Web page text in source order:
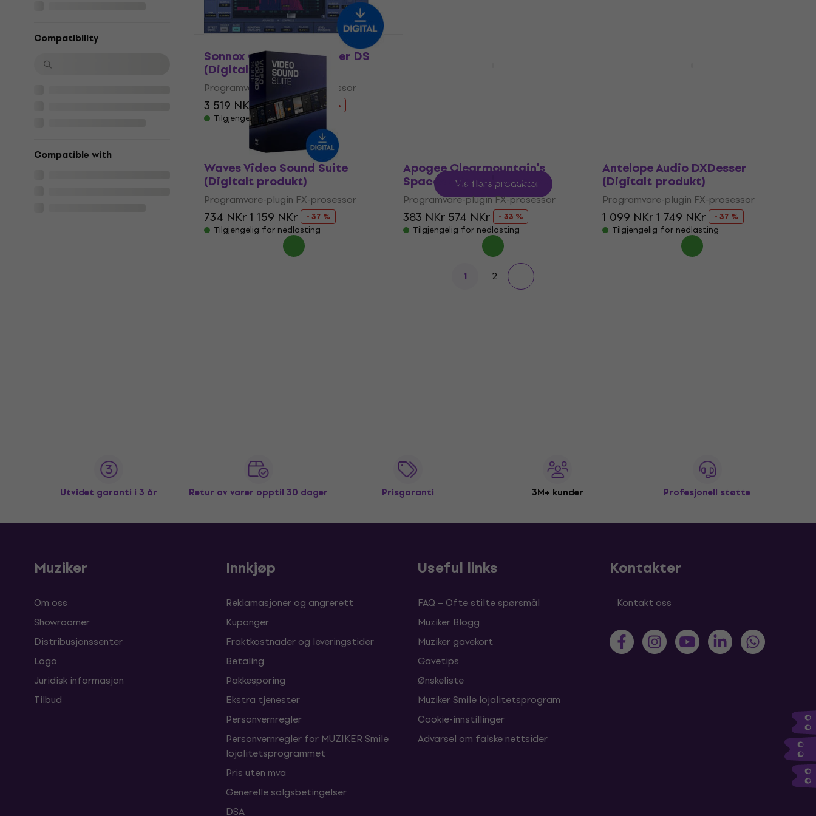
Compatibility
Compatible with
Tilgjengelig for nedlasting
Sonnox Oxford SuprEsser DS
(Digitalt produkt)
Programvare-plugin FX-prosessor
3 519 NKr4 359 NKr
- 19 %
Tilgjengelig for nedlasting
Waves Video Sound Suite
(Digitalt produkt)
Programvare-plugin FX-prosessor
734 NKr1 159 NKr
- 37 %
Tilgjengelig for nedlasting
Apogee Clearmountain's
Spaces (Digitalt produkt)
Programvare-plugin FX-prosessor
383 NKr574 NKr
- 33 %
Tilgjengelig for nedlasting
Antelope Audio DXDesser
(Digitalt produkt)
Programvare-plugin FX-prosessor
1 099 NKr1 749 NKr
- 37 %
Tilgjengelig for nedlasting
Vis flere produkter
1 2
Utvidet garanti i 3 år Retur av varer opptil 30 dager Prisgaranti 3M+ kunder Profesjonell støtte
Muziker
Om oss
Showroomer
Distribusjonssenter
Logo
Juridisk informasjon
Tilbud
Innkjøp
Reklamasjoner og angrerett
Kuponger
Fraktkostnader og leveringstider
Betaling
Pakkesporing
Ekstra tjenester
Personvernregler
Personvernregler for MUZIKER Smile
lojalitetsprogrammet
Pris uten mva
Generelle salgsbetingelser
DSA
Useful links
FAQ – Ofte stilte spørsmål
Muziker Blogg
Muziker gavekort
Gavetips
Ønskeliste
Muziker Smile lojalitetsprogram
Cookie-innstillinger
Advarsel om falske nettsider
Kontakter
Kontakt oss